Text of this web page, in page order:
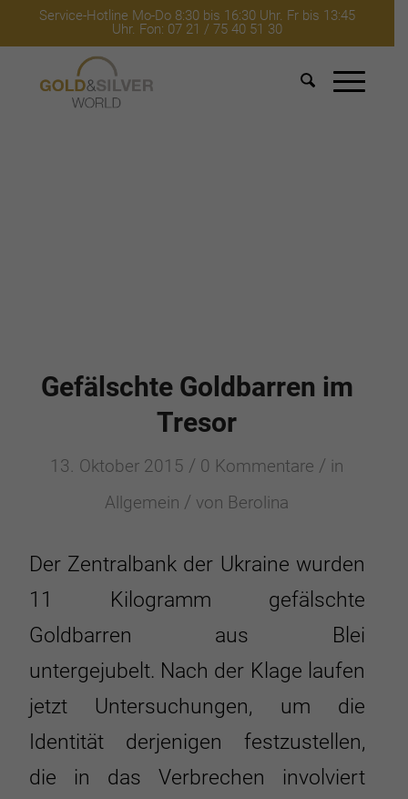
Service-Hotline Mo-Do 8:30 bis 16:30 Uhr. Fr bis 13:45
Uhr. Fon: 07 21 / 75 40 51 30
Gefälschte Goldbarren im
Tresor
13. Oktober 2015 / 0 Kommentare / in
Allgemein / von Berolina
Der Zentralbank der Ukraine wurden
11 Kilogramm gefälschte
Goldbarren aus Blei
untergejubelt. Nach der Klage laufen
jetzt Untersuchungen, um die
Identität derjenigen festzustellen,
die in das Verbrechen involviert